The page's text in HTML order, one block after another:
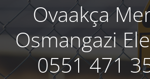
Ovaakça
Osmangazi
0551 471